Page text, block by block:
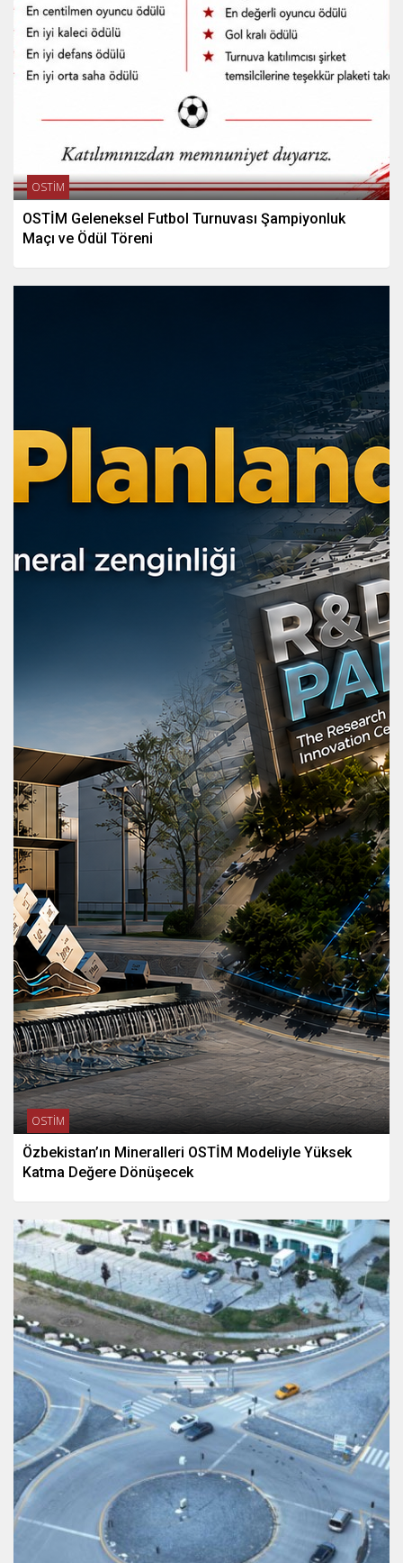
OSTİM
OSTİM Geleneksel Futbol Turnuvası Şampiyonluk
Maçı ve Ödül Töreni
OSTİM
Özbekistan’ın Mineralleri OSTİM Modeliyle Yüksek
Katma Değere Dönüşecek